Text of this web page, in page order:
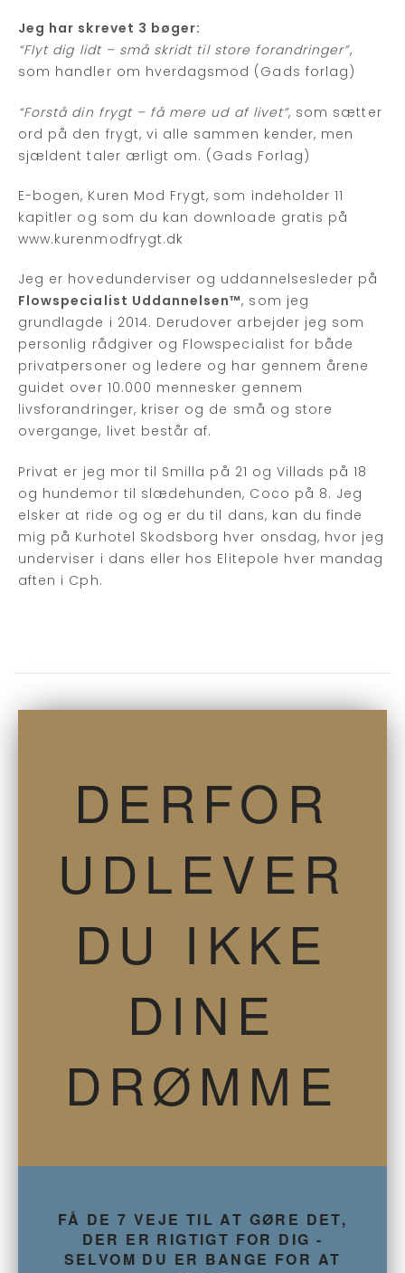
Jeg har skrevet 3 bøger:
“Flyt dig lidt – små skridt til store forandringer”,
som handler om hverdagsmod (Gads forlag)
“Forstå din frygt – få mere ud af livet”, som sætter
ord på den frygt, vi alle sammen kender, men
sjældent taler ærligt om. (Gads Forlag)
E-bogen, Kuren Mod Frygt, som indeholder 11
kapitler og som du kan downloade gratis på
www.kurenmodfrygt.dk
Jeg er hovedunderviser og uddannelsesleder på
Flowspecialist Uddannelsen™, som jeg
grundlagde i 2014. Derudover arbejder jeg som
personlig rådgiver og Flowspecialist for både
privatpersoner og ledere og har gennem årene
guidet over 10.000 mennesker gennem
livsforandringer, kriser og de små og store
overgange, livet består af.
Privat er jeg mor til Smilla på 21 og Villads på 18
og hundemor til slædehunden, Coco på 8. Jeg
elsker at ride og og er du til dans, kan du finde
mig på Kurhotel Skodsborg hver onsdag, hvor jeg
underviser i dans eller hos Elitepole hver mandag
aften i Cph.
DERFOR
UDLEVER
DU IKKE
DINE
DRØMME
FÅ DE 7 VEJE TIL AT GØRE DET,
DER ER RIGTIGT FOR DIG -
SELVOM DU ER BANGE FOR AT